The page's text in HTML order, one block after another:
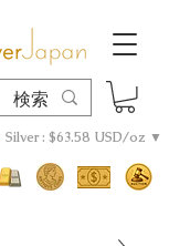
Silver : $63.58 USD/oz ▼